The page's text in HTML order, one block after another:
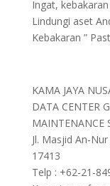
Ingat,
Lindungi aset
Kebakaran ”
KAMA JAYA
DATA CENTER
MAINTENANCE
Jl. Masjid An-
17413
Telp : +62-21-